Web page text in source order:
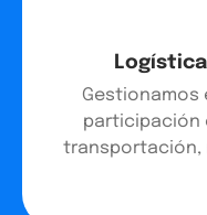
Gestionamos
participación
transportación,